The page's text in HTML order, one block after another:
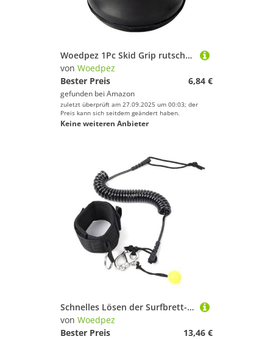
Woedpez 1Pc Skid Grip rutschfeste Gehstock Pad Kappen Unten Krücke Ersatz Protektoren Cane Füße
von Woedpez
Bester Preis
6,84 €
gefunden bei Amazon
zuletzt überprüft am 27.09.2025 um 00:03; der
Preis kann sich seitdem geändert haben.
Keine weiteren Anbieter
Schnelles Lösen der Surfbrett-Leinen, hochelastisches Seil mit Metallclip, Haltbarkeit, Federschnur für Paddel, Board, ergonomischer Knöchelriemen zum Surfen
von Woedpez
Bester Preis
13,46 €